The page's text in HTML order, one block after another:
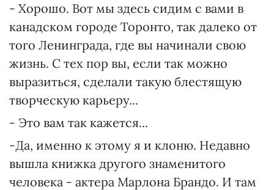
- Хорошо. Вот мы здесь сидим с вами в
канадском городе Торонто, так далеко от
того Ленинграда, где вы начинали свою
жизнь. С тех пор вы, если так можно
выразиться, сделали такую блестящую
творческую карьеру...
- Это вам так кажется...
-Да, именно к этому я и клоню. Недавно
вышла книжка другого знаменитого
человека - актера Марлона Брандо. И там